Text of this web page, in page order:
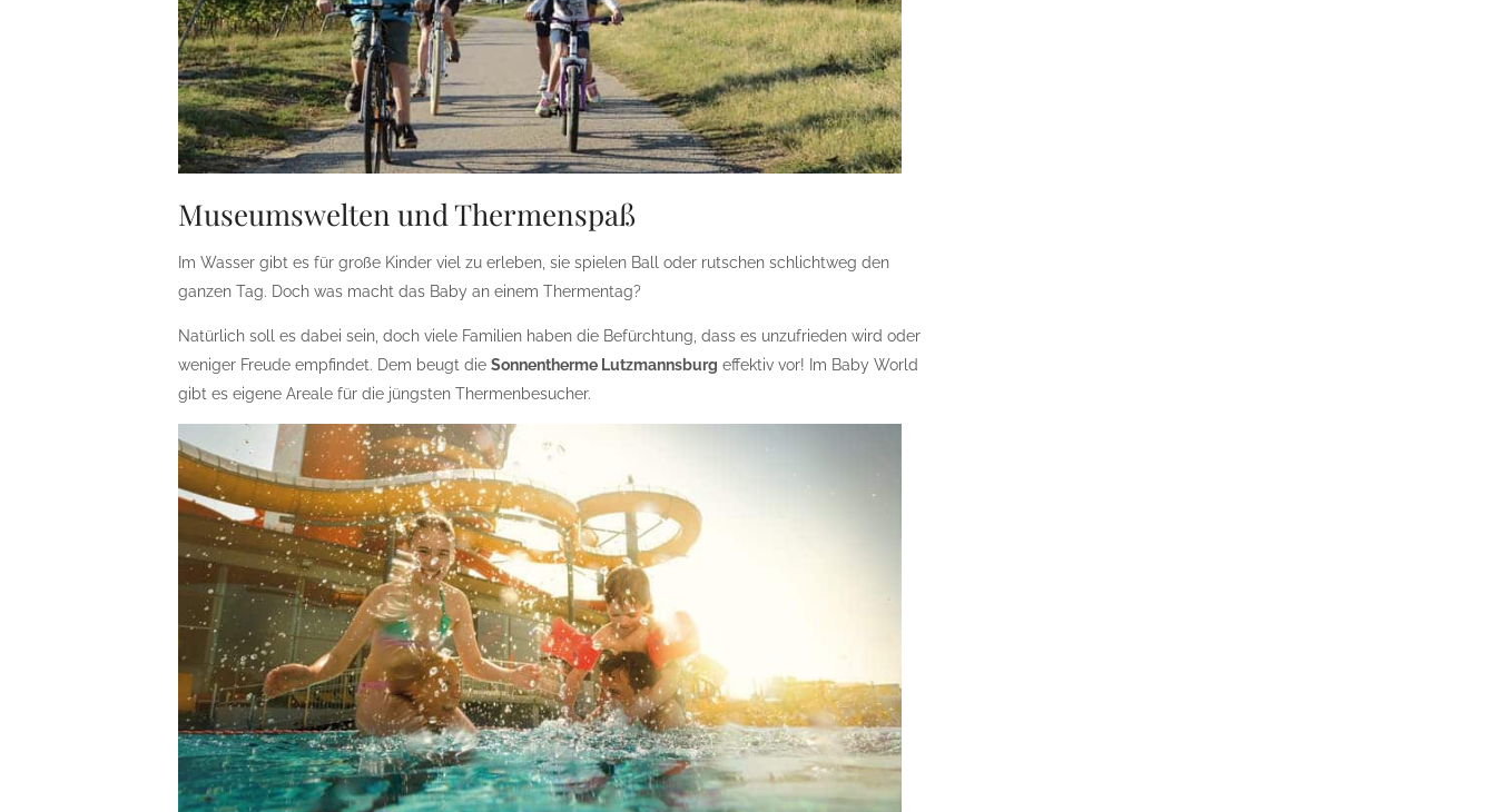
Museumswelten und Thermenspaß
Im Wasser gibt es für große Kinder viel zu erleben, sie spielen Ball oder rutschen schlichtweg den
ganzen Tag. Doch was macht das Baby an einem Thermentag?
Natürlich soll es dabei sein, doch viele Familien haben die Befürchtung, dass es unzufrieden wird oder
weniger Freude empfindet. Dem beugt dieSonnentherme Lutzmannsburg effektiv vor! Im Baby World
gibt es eigene Areale für die jüngsten Thermenbesucher.